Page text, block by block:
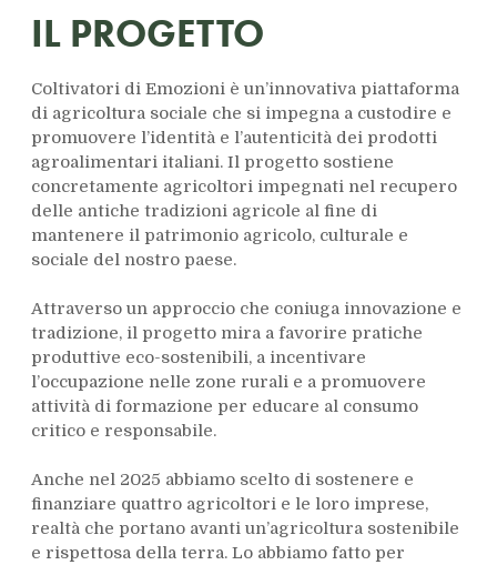
IL PROGETTO
Coltivatori di Emozioni è un’innovativa piattaforma
di agricoltura sociale che si impegna a custodire e
promuovere l’identità e l’autenticità dei prodotti
agroalimentari italiani. Il progetto sostiene
concretamente agricoltori impegnati nel recupero
delle antiche tradizioni agricole al fine di
mantenere il patrimonio agricolo, culturale e
sociale del nostro paese.
Attraverso un approccio che coniuga innovazione e
tradizione, il progetto mira a favorire pratiche
produttive eco-sostenibili, a incentivare
l’occupazione nelle zone rurali e a promuovere
attività di formazione per educare al consumo
critico e responsabile.
Anche nel 2025 abbiamo scelto di sostenere e
finanziare quattro agricoltori e le loro imprese,
realtà che portano avanti un’agricoltura sostenibile
e rispettosa della terra. Lo abbiamo fatto per